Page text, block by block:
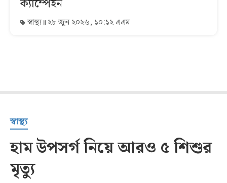
ক্যাম্পেইন
স্বাস্থ্য ২৮ জুন ২০২৬, ১০:১২ এএম
স্বাস্থ্য
হাম উপসর্গ নিয়ে আরও ৫ শিশুর
মৃত্যু